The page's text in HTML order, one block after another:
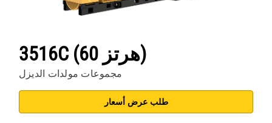
3516C (60 هرتز)
مجموعات مولدات الديزل
طلب عرض أسعار